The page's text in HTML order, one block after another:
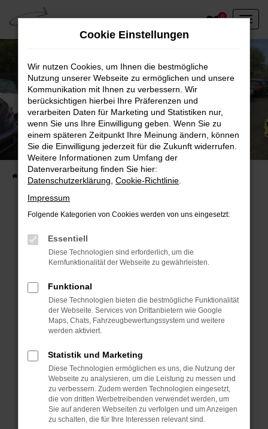
Zum
Hauptinhalt
springen
0
Unser Fahrzeugbestand vor Ort
Entdecken Sie unsere sofort verfügbaren
Fahrzeugangebote
Fehler: Network Error
Beim Laden ist ein Fehler aufgetreten.
Hier sind ein paar Tipps, die dir helfen können:
Überprüfe deine Firewall und deine
Internetverbindung.
Laden andere Webseiten, zum Beispiel deine
Suchmaschine?
Manche Erweiterungen, wie Werbeblocker,
können das Laden bestimmter Seiten
verhindern. Funktioniert die Seite in einem
anderen Browser oder in einem privaten
Fenster?
Cookie Einstellungen
Wir nutzen Cookies, um Ihnen die bestmögliche
Nutzung unserer Webseite zu ermöglichen und unsere
Kommunikation mit Ihnen zu verbessern. Wir
berücksichtigen hierbei Ihre Präferenzen und
verarbeiten Daten für Marketing und Statistiken nur,
wenn Sie uns Ihre Einwilligung geben. Wenn Sie zu
einem späteren Zeitpunkt Ihre Meinung ändern, können
Sie die Einwilligung jederzeit für die Zukunft widerrufen.
Weitere Informationen zum Umfang der
Datenverarbeitung finden Sie hier:
Datenschutzerklärung Cookie-Richtlinie
Impressum
Folgende Kategorien von Cookies werden von uns eingesetzt:
Essentiell
Diese Technologien sind erforderlich, um die
Kernfunktionalität der Webseite zu gewährleisten.
Funktional
Diese Technologien bieten die bestmögliche Funktionalität
der Webseite. Services von Drittanbietern wie Google
Maps, Chats, Fahrzeugbewertungssystem und weitere
werden aktiviert.
Statistik und Marketing
Diese Technologien ermöglichen es uns, die Nutzung der
Webseite zu analysieren, um die Leistung zu messen und
zu verbessern. Zudem werden Technologien eingesetzt,
die von dritten Werbetreibenden verwendet werden, um
Sie auf anderen Webseiten zu verfolgen und um Anzeigen
zu schalten, die für Ihre Interessen relevant sind.